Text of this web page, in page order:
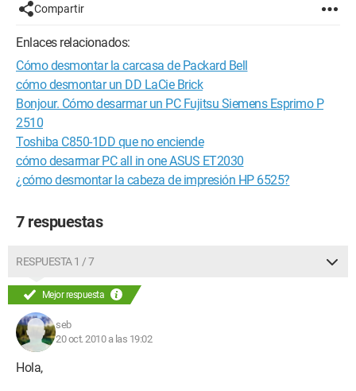
Compartir
Enlaces relacionados:
Cómo desmontar la carcasa de Packard Bell
cómo desmontar un DD LaCie Brick
Bonjour. Cómo desarmar un PC Fujitsu Siemens Esprimo P
2510
Toshiba C850-1DD que no enciende
cómo desarmar PC all in one ASUS ET2030
¿cómo desmontar la cabeza de impresión HP 6525?
7 respuestas
RESPUESTA 1 / 7
Mejor respuesta
seb
20 oct. 2010 a las 19:02
Hola,